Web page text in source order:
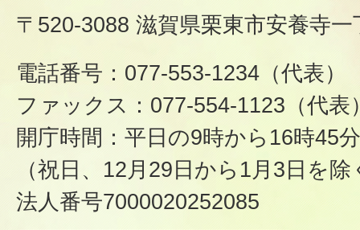
〒520-3088 滋賀県栗東市安養寺
電話番号：077-553-1234（代表）
ファックス：077-554-1123（代表
開庁時間：平日の9時から16時45分
（祝日、12月29日から1月3日を除
法人番号7000020252085